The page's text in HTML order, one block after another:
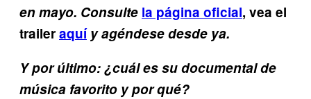
en mayo. Consulte la página oficial, vea el
traileraquí y agéndese desde ya.
Y por último: ¿cuál es su documental de
música favorito y por qué?